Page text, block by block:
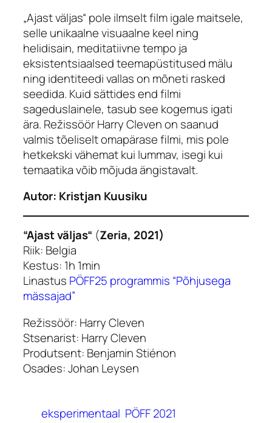
„Ajast väljas“ pole ilmselt film igale maitsele,
selle unikaalne visuaalne keel ning
helidisain, meditatiivne tempo ja
eksistentsiaalsed teemapüstitused mälu
ning identiteedi vallas on mõneti rasked
seedida. Kuid sättides end filmi
sageduslainele, tasub see kogemus igati
ära. Režissöör Harry Cleven on saanud
valmis tõeliselt omapärase filmi, mis pole
hetkekski vähemat kui lummav, isegi kui
temaatika võib mõjuda ängistavalt.
Autor: Kristjan Kuusiku
“Ajast väljas“ (Zeria, 2021)
Riik: Belgia
Kestus: 1h 1min
Linastus PÖFF25 programmis “Põhjusega
mässajad”
Režissöör: Harry Cleven
Stsenarist: Harry Cleven
Produtsent: Benjamin Stiénon
Osades: Johan Leysen
eksperimentaal PÖFF 2021